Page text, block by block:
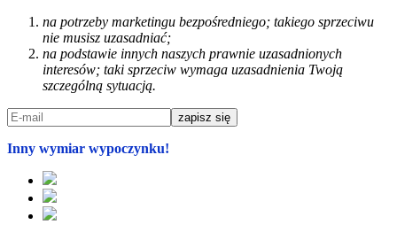
na potrzeby marketingu bezpośredniego; takiego sprzeciwu
nie musisz uzasadniać;
na podstawie innych naszych prawnie uzasadnionych
interesów; taki sprzeciw wymaga uzasadnienia Twoją
szczególną sytuacją.
Inny wymiar wypoczynku!